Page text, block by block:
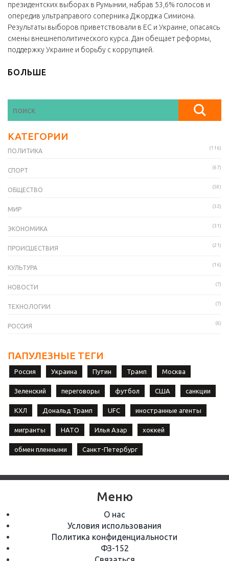
президентских выборах в Румынии, набрав 53,6% голосов и
опередив ультраправого соперника Джорджа Симиона.
Результаты выборов приветствовали в ЕС и Украине, опасаясь
смены внешнеполитического курса. Дан обещает реформы,
поддержку Украине и борьбу с коррупцией.
БОЛЬШЕ
КАТЕГОРИИ
ПОЛИТИКА (116)
СПОРТ (67)
ОБЩЕСТВО (58)
МИР (32)
ЭКОНОМИКА (31)
ПРОИСШЕСТВИЯ (21)
КУЛЬТУРА (16)
НОВОСТИ (7)
ТЕХНОЛОГИИ (7)
РОССИЯ (6)
ПАПУЛЕЗНЫЕ ТЕГИ
Россия Украина Путин Трамп Москва
Зеленский переговоры футбол США санкции
КХЛ Дональд Трамп UFC иностранные агенты
мигранты НАТО Илья Азар хоккей
обмен пленными Санкт-Петербург
Меню
О нас
Условия использования
Политика конфиденциальности
ФЗ-152